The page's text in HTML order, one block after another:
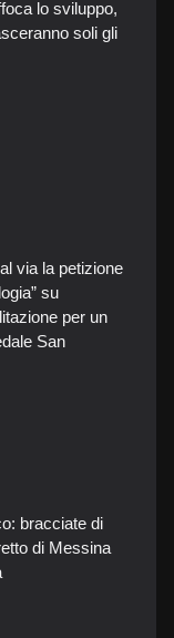
lo sviluppo,
soli gli
via la petizione
su
per un
San
bracciate di
di Messina